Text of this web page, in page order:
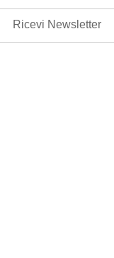
Ricevi Newsletter